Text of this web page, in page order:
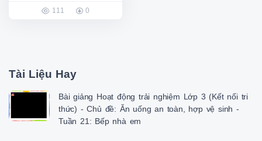
111 0
Tài Liệu Hay
Bài giảng Hoạt động trải nghiệm Lớp 3 (Kết nối tri
thức) - Chủ đề: Ăn uống an toàn, hợp vệ sinh -
Tuần 21: Bếp nhà em